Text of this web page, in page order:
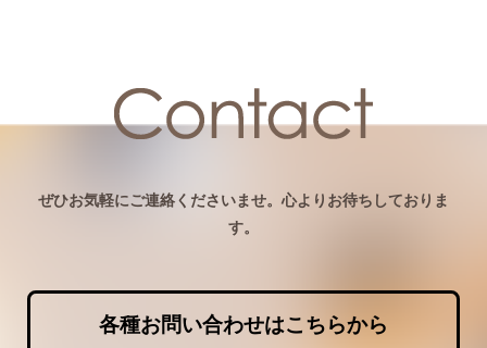
ぜひお気軽にご連絡くださいませ。心よりお待ちしておりま
す。
各種お問い合わせはこちらから